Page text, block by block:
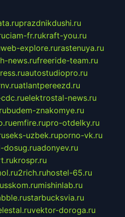
prazdnikdushi.ru
ciam-fr.rukraft-you.ru
web-explore.rurastenuya.ru
news.rufreeride-team.ru
autostudiopro.ru
atlantpereezd.ru
elektrostal-news.ru
budem-znakomye.ru
emfire.rupro-otdelky.ru
seks-uzbek.ruporno-vk.ru
dosug.ruadonyev.ru
krospr.ru
2rich.ruhostel-65.ru
mishinlab.ru
starbucksvia.ru
vektor-doroga.ru